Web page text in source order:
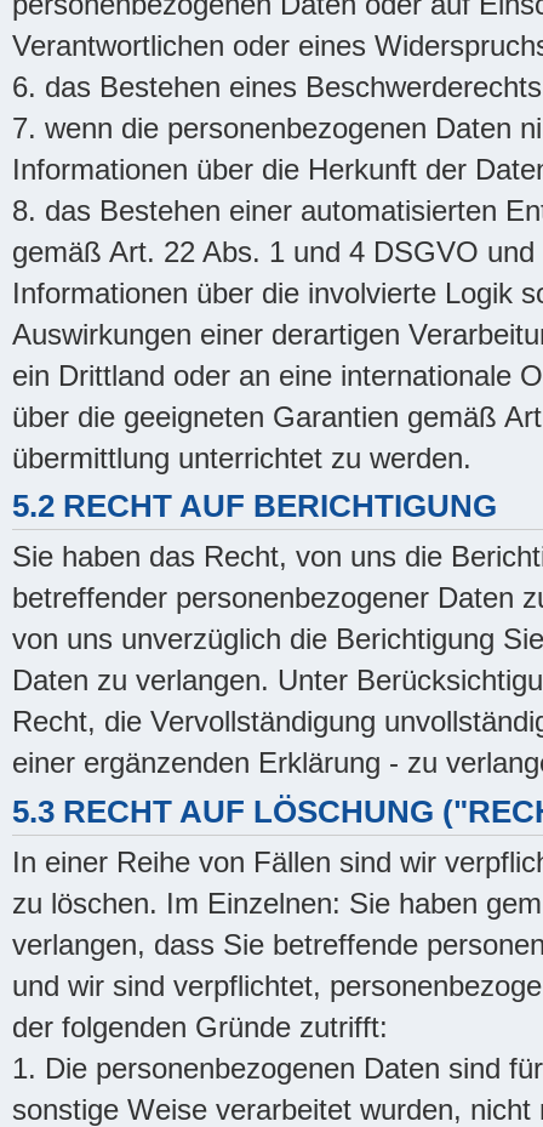
Verantwortlichen oder eines
6. das Bestehen eines
7. wenn die personenbezogenen Daten
Informationen über die Herkunft der
8. das Bestehen einer automatisierten
gemäß Art. 22 Abs. 1 und 4 DSGVO
Informationen über die involvierte Logik
Auswirkungen einer derartigen
ein Drittland oder an eine internationale
über die geeigneten Garantien gemäß
übermittlung unterrichtet zu werden.
5.2 RECHT AUF BERICHTIGUNG
Sie haben das Recht, von uns die
betreffender personenbezogener Daten
von uns unverzüglich die Berichtigung
Daten zu verlangen. Unter
Recht, die Vervollständigung
einer ergänzenden Erklärung - zu
5.3 RECHT AUF LÖSCHUNG
In einer Reihe von Fällen sind wir
zu löschen. Im Einzelnen: Sie haben
verlangen, dass Sie betreffende
und wir sind verpflichtet,
der folgenden Gründe zutrifft:
1. Die personenbezogenen Daten sind
sonstige Weise verarbeitet wurden, nicht